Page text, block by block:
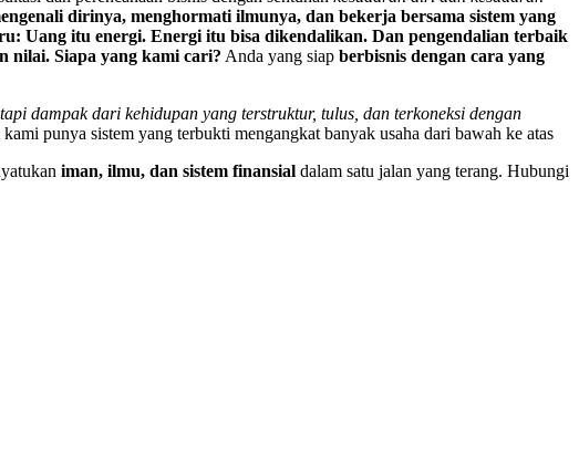
dirinya, menghormati ilmunya, dan bekerja bersama sistem yang
Uang itu energi. Energi itu bisa dikendalikan. Dan pengendalian terbaik
nilai. Siapa yang kami cari? Anda yang siap berbisnis dengan cara yang
dampak dari kehidupan yang terstruktur, tulus, dan terkoneksi dengan
punya sistem yang terbukti mengangkat banyak usaha dari bawah ke atas
iman, ilmu, dan sistem finansial dalam satu jalan yang terang. Hubungi